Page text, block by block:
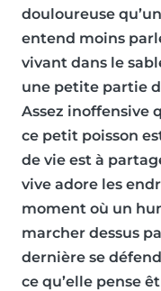
douloureuse
entend moins
vivant dans le
une petite partie
Assez inoffensive
ce petit poisson
de vie est à
vive adore les
moment où un
marcher dessus
dernière se
ce qu’elle pense